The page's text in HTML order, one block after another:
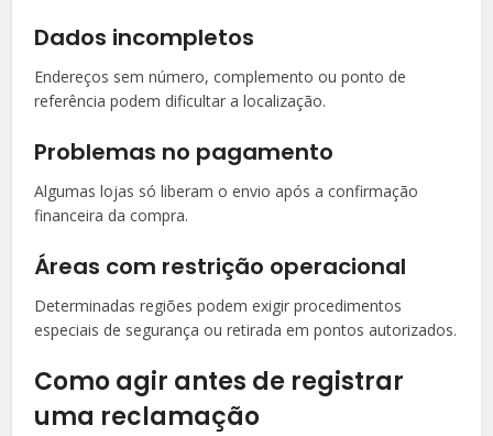
Dados incompletos
Endereços sem número, complemento ou ponto de
referência podem dificultar a localização.
Problemas no pagamento
Algumas lojas só liberam o envio após a confirmação
financeira da compra.
Áreas com restrição operacional
Determinadas regiões podem exigir procedimentos
especiais de segurança ou retirada em pontos autorizados.
Como agir antes de registrar
uma reclamação